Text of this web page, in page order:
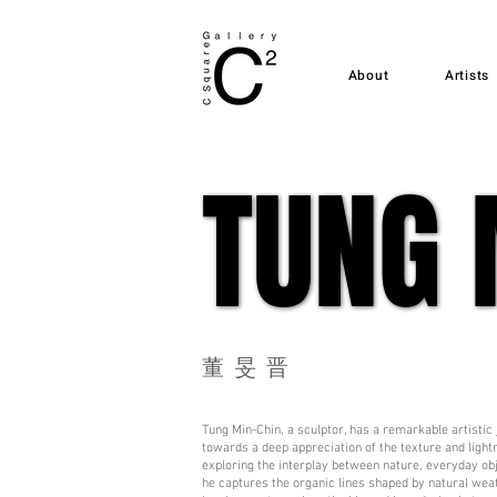
About Artists
董旻晋
Tung Min-Chin, a sculptor, has a remarkable
towards a deep appreciation of the texture and
exploring the interplay between nature, everyday
he captures the organic lines shaped by natural